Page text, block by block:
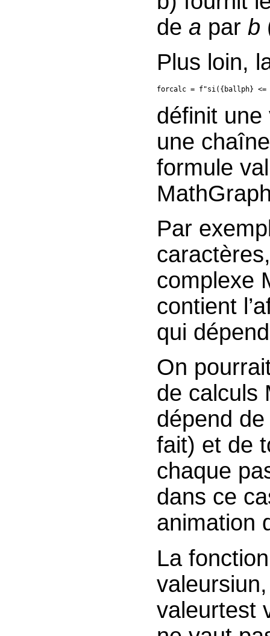
de a par b
Plus loin,
forcalc = f"si({ballph}
définit
une
formule
Par
complexe
contient
qui
On
de calculs
dépend
fait) et de
chaque
dans ce
animation
La
valeurtest